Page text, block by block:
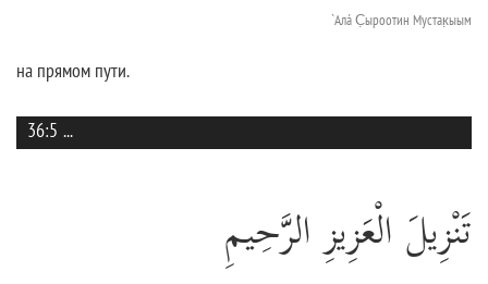
`Алá С̣ыроотин Мустак̣ыым
на прямом пути.
36:5 ...
تَنْزِيلَ الْعَزِيزِ الرَّحِيمِ